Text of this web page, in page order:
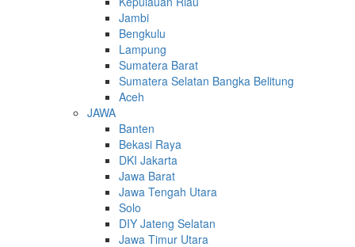
Jambi
Bengkulu
Lampung
Sumatera Barat
Sumatera Selatan Bangka Belitung
Aceh
JAWA
Banten
Bekasi Raya
DKI Jakarta
Jawa Barat
Jawa Tengah Utara
Solo
DIY Jateng Selatan
Jawa Timur Utara